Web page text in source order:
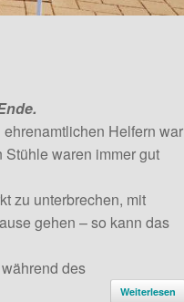
Helfern war
waren immer gut
zu unterbrechen, mit
gehen – so kann das
des
Weiterlesen